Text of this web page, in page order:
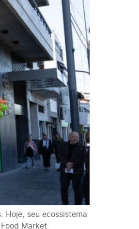
Hoje, seu ecossistema
Market